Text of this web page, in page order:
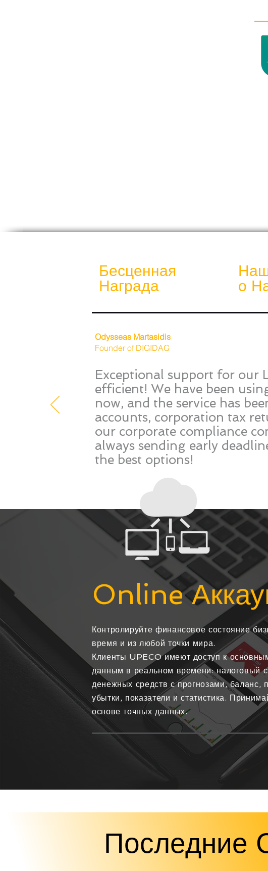
Бесценная
Награда
о
Odysseas Martasidis
Founder of DIGIDAG
Exceptional support for our
efficient! We have been
now, and the service has
accounts, corporation tax
our corporate compliance
always sending early
the best options!
Online
Контролируйте финансовое состояние
время и из любой точки мира.
Клиенты UPECO имеют доступ к
данным в реальном времени: налоговый
денежных средств с прогнозами, баланс,
убытки, показатели и статистика.
основе точных данных.
Последние